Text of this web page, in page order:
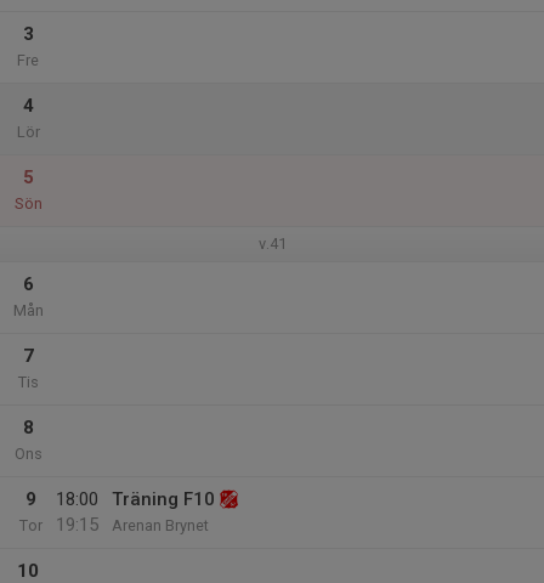
3
Fre
4
Lör
5
Sön
v.41
6
Mån
7
Tis
8
Ons
9
Tor
18:00
19:15
Träning F10
Arenan Brynet
10